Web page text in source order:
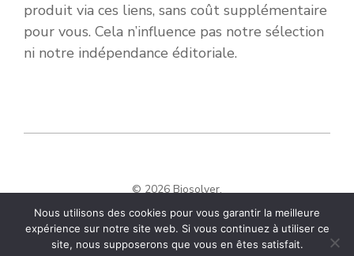
produit via ces liens, sans coût supplémentaire
pour vous. Cela n’influence pas notre sélection
ni notre indépendance éditoriale.
© 2026 Biosolver.
Nous utilisons des cookies pour vous garantir la meilleure
expérience sur notre site web. Si vous continuez à utiliser ce
site, nous supposerons que vous en êtes satisfait.